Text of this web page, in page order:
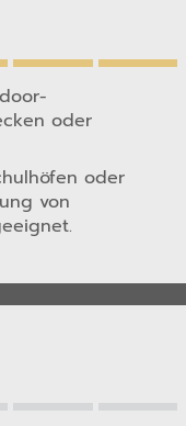
oder
oder
von